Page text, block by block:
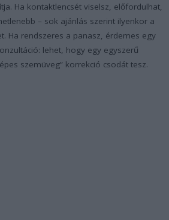
Ha kontaktlencsét viselsz, előfordulhat,
– sok ajánlás szerint ilyenkor a
Ha rendszeres a panasz, érdemes egy
lehet, hogy egy egyszerű
szemüveg” korrekció csodát tesz.